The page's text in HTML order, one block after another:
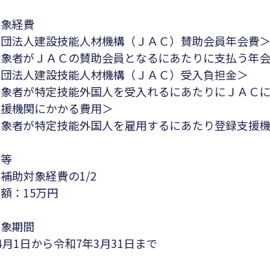
経費
法人建設技能人材機構（ＪＡＣ）賛助会員年会費
象者がＪＡＣの賛助会員となるにあたりに支払う年
法人建設技能人材機構（ＪＡＣ）受入負担金＞
象者が特定技能外国人を受入れるにあたりにＪＡＣ
機関にかかる費用＞
象者が特定技能外国人を雇用するにあたり登録支
助対象経費の1/2
：15万円
期間
1日から令和7年3月31日まで